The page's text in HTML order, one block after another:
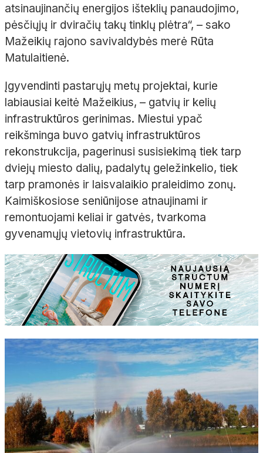
atsinaujinančių energijos išteklių panaudojimo,
pėsčiųjų ir dviračių takų tinklų plėtra“, – sako
Mažeikių rajono savivaldybės merė Rūta
Matulaitienė.
Įgyvendinti pastarųjų metų projektai, kurie
labiausiai keitė Mažeikius, – gatvių ir kelių
infrastruktūros gerinimas. Miestui ypač
reikšminga buvo gatvių infrastruktūros
rekonstrukcija, pagerinusi susisiekimą tiek tarp
dviejų miesto dalių, padalytų geležinkelio, tiek
tarp pramonės ir laisvalaikio praleidimo zonų.
Kaimiškosiose seniūnijose atnaujinami ir
remontuojami keliai ir gatvės, tvarkoma
gyvenamųjų vietovių infrastruktūra.